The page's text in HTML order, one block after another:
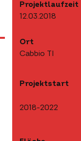
Projektlaufzeit
12.03.2018
Ort
Cabbio TI
Projektstart
2018-2022